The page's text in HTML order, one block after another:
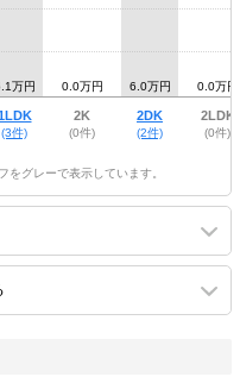
万円 0.0万円 6.0万円 0.0万円
(3件)
2K
(0件)
2DK
(2件)
2LDK
(0件)
グレーで表示しています。